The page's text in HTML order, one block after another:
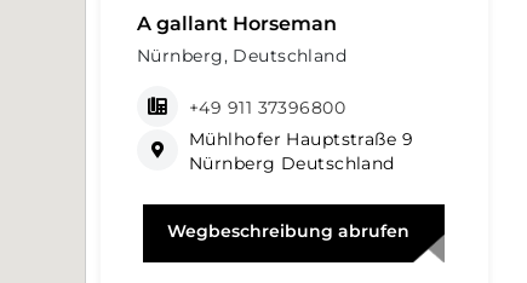
A gallant Horseman
Nürnberg, Deutschland
+49 911 37396800
Mühlhofer Hauptstraße 9
Nürnberg Deutschland
Wegbeschreibung abrufen